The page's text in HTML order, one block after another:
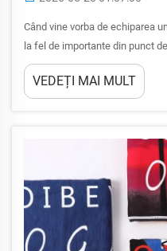
Când vine vorba de echiparea
la fel de importante din punct
prosoapelor potrivite pentru
îndeplinească o serie unică de
VEDEȚI MAI MULT